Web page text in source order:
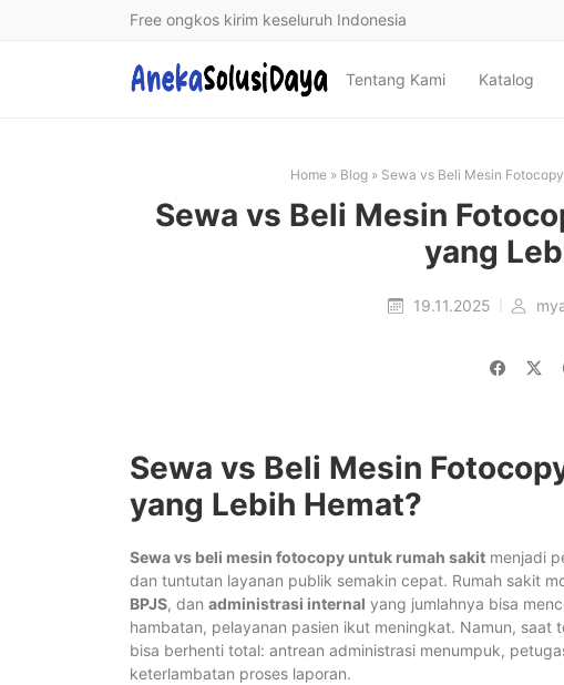
Free ongkos kirim keseluruh Indonesia
Tentang Kami Katalog
Home » Blog » Sewa vs Beli Mesin
Sewa vs Beli Mesin
yang
19.11.2025
Sewa vs Beli Mesin
yang Lebih Hemat?
Sewa vs beli mesin fotocopy untuk rumah sakit menjadi
dan tuntutan layanan publik semakin cepat. Rumah sakit
BPJS, dan administrasi internal yang jumlahnya bisa
hambatan, pelayanan pasien ikut meningkat. Namun,
bisa berhenti total: antrean administrasi menumpuk,
keterlambatan proses laporan.